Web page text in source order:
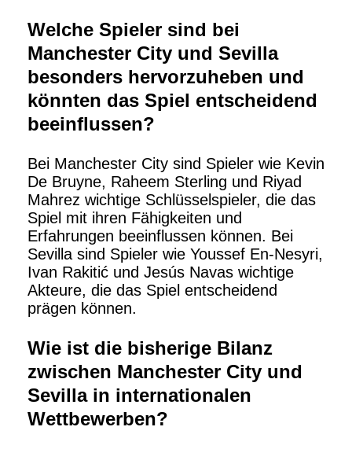
Welche Spieler sind bei
Manchester City und Sevilla
besonders hervorzuheben und
könnten das Spiel entscheidend
beeinflussen?
Bei Manchester City sind Spieler wie Kevin
De Bruyne, Raheem Sterling und Riyad
Mahrez wichtige Schlüsselspieler, die das
Spiel mit ihren Fähigkeiten und
Erfahrungen beeinflussen können. Bei
Sevilla sind Spieler wie Youssef En-Nesyri,
Ivan Rakitić und Jesús Navas wichtige
Akteure, die das Spiel entscheidend
prägen können.
Wie ist die bisherige Bilanz
zwischen Manchester City und
Sevilla in internationalen
Wettbewerben?